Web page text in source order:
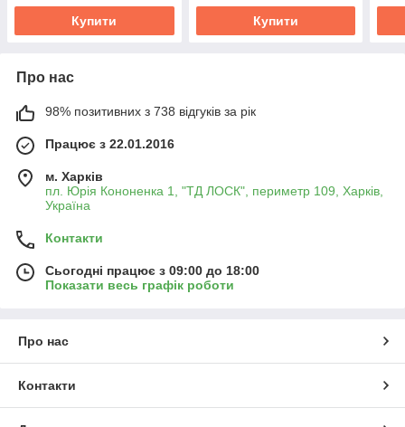
Купити Купити
Про нас
98% позитивних з 738 відгуків за рік
Працює з 22.01.2016
м. Харків
пл. Юрія Кононенка 1, "ТД ЛОСК", периметр 109, Харків,
Україна
Контакти
Сьогодні працює з 09:00 до 18:00
Показати весь графік роботи
Про нас
Контакти